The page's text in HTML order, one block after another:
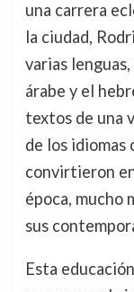
una carrera
la ciudad,
varias
árabe y el
textos de una
de los
convirtieron
época, mucho
sus
Esta